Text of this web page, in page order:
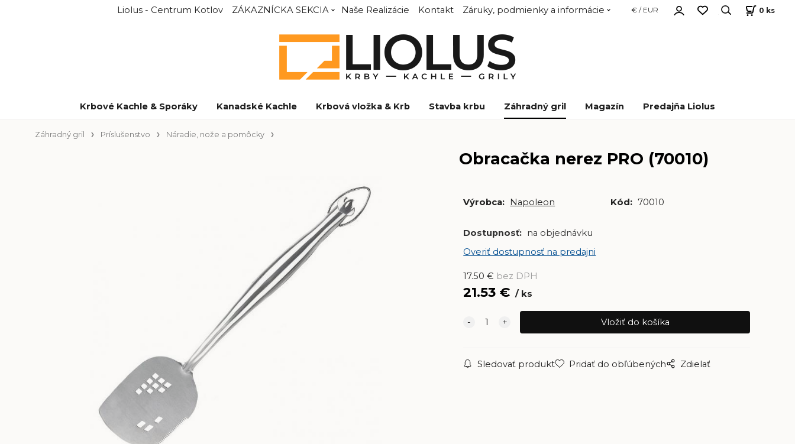
Liolus - Centrum Kotlov ZÁKAZNÍCKA SEKCIA Naše Realizácie Kontakt Záruky, podmienky a informácie € / EUR 0 ks
Krbové Kachle & Sporáky Kanadské Kachle Krbová vložka & Krb Stavba krbu Záhradný gril Magazín Predajňa Liolus
Záhradný gril Príslušenstvo Náradie, nože a pomôcky
Obracačka nerez PRO (70010)
Výrobca: Napoleon Kód: 70010
Dostupnosť: na objednávku
Overiť dostupnosť na predajni
17.50 € bez DPH
21.53 € ks
Sledovať produkt Pridať do obľúbených Zdielať